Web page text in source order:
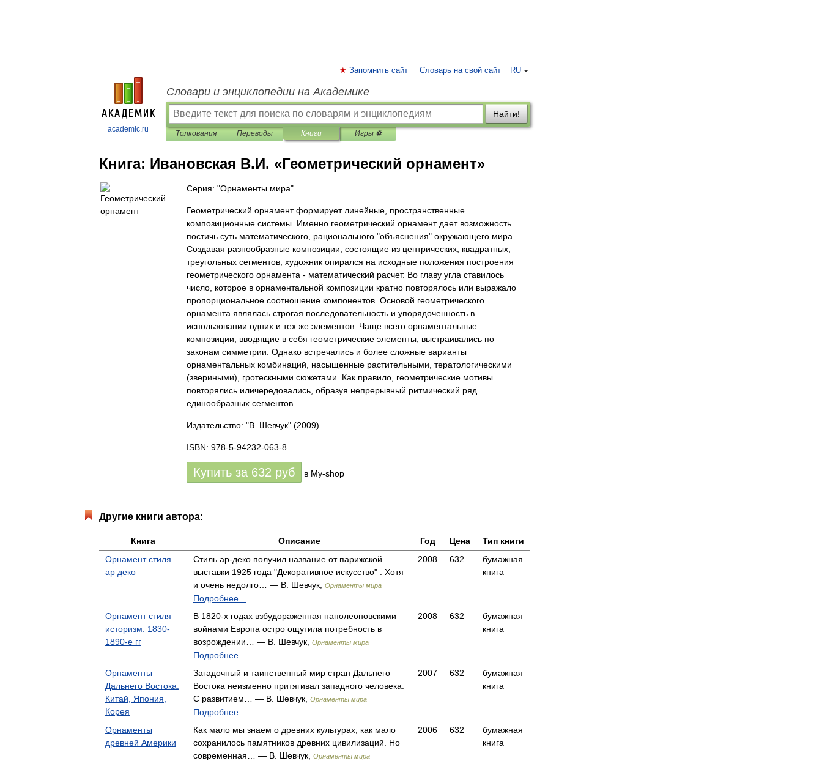
academic.ru
RU
Запомнить сайт Словарь на свой сайт
Словари и энциклопедии на Академике
Найти!
Толкования Переводы Книги Игры ⚽
Книга: Ивановская В.И. «Геометрический орнамент»
Серия: "Орнаменты мира"
Геометрический орнамент формирует линейные, пространственные
композиционные системы. Именно геометрический орнамент дает возможность
постичь суть математического, рационального "объяснения" окружающего мира.
Создавая разнообразные композиции, состоящие из центрических, квадратных,
треугольных сегментов, художник опирался на исходные положения построения
геометрического орнамента - математический расчет. Во главу угла ставилось
число, которое в орнаментальной композиции кратно повторялось или выражало
пропорциональное соотношение компонентов. Основой геометрического
орнамента являлась строгая последовательность и упорядоченность в
использовании одних и тех же элементов. Чаще всего орнаментальные
композиции, вводящие в себя геометрические элементы, выстраивались по
законам симметрии. Однако встречались и более сложные варианты
орнаментальных комбинаций, насыщенные растительными, тератологическими
(звериными), гротескными сюжетами. Как правило, геометрические мотивы
повторялись иличередовались, образуя непрерывный ритмический ряд
единообразных сегментов.
Издательство: "В. Шевчук" (2009)
ISBN: 978-5-94232-063-8
Купить за 632 руб в My-shop
Другие книги автора:
Книга Описание Год Цена
Тип книги
Орнамент стиля
ар деко
Стиль ар-деко получил название от парижской
выставки 1925 года "Декоративное искусство" . Хотя
и очень недолго… — В. Шевчук,
Орнаменты мира
Подробнее...
2008 632
бумажная
книга
Орнамент стиля
историзм. 1830-
1890-е гг
В 1820-х годах взбудораженная наполеоновскими
войнами Европа остро ощутила потребность в
возрождении… — В. Шевчук,
Орнаменты мира
Подробнее...
2008 632
бумажная
книга
Орнаменты
Дальнего Востока.
Китай, Япония,
Корея
Загадочный и таинственный мир стран Дальнего
Востока неизменно притягивал западного человека.
С развитием… — В. Шевчук,
Орнаменты мира
Подробнее...
2007 632
бумажная
книга
Орнаменты
древней Америки
Как мало мы знаем о древних культурах, как мало
сохранилось памятников древних цивилизаций. Но
современная… — В. Шевчук,
Орнаменты мира
2006 632
бумажная
книга